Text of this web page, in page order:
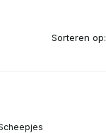
Sorteren op: